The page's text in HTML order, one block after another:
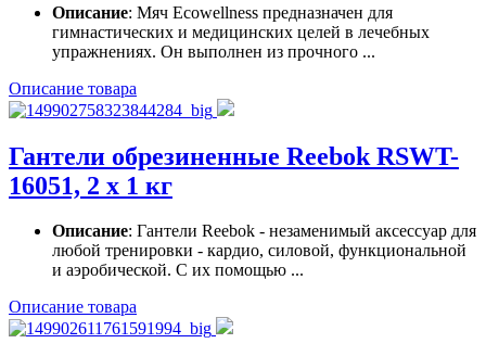
Описание: Мяч Ecowellness предназначен для
гимнастических и медицинских целей в лечебных
упражнениях. Он выполнен из прочного ...
Описание товара
Гантели обрезиненные Reebok RSWT-
16051, 2 х 1 кг
Описание: Гантели Reebok - незаменимый аксессуар для
любой тренировки - кардио, силовой, функциональной
и аэробической. С их помощью ...
Описание товара